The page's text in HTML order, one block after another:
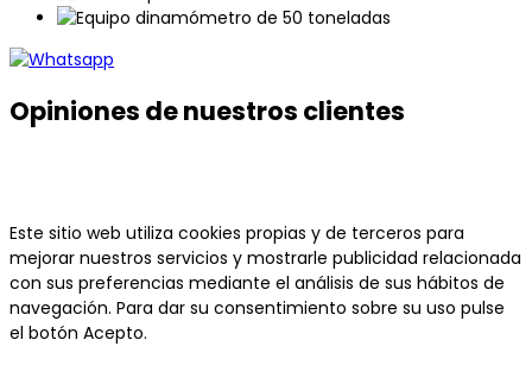
Opiniones de nuestros clientes
Este sitio web utiliza cookies propias y de terceros para
mejorar nuestros servicios y mostrarle publicidad relacionada
con sus preferencias mediante el análisis de sus hábitos de
navegación. Para dar su consentimiento sobre su uso pulse
el botón Acepto.